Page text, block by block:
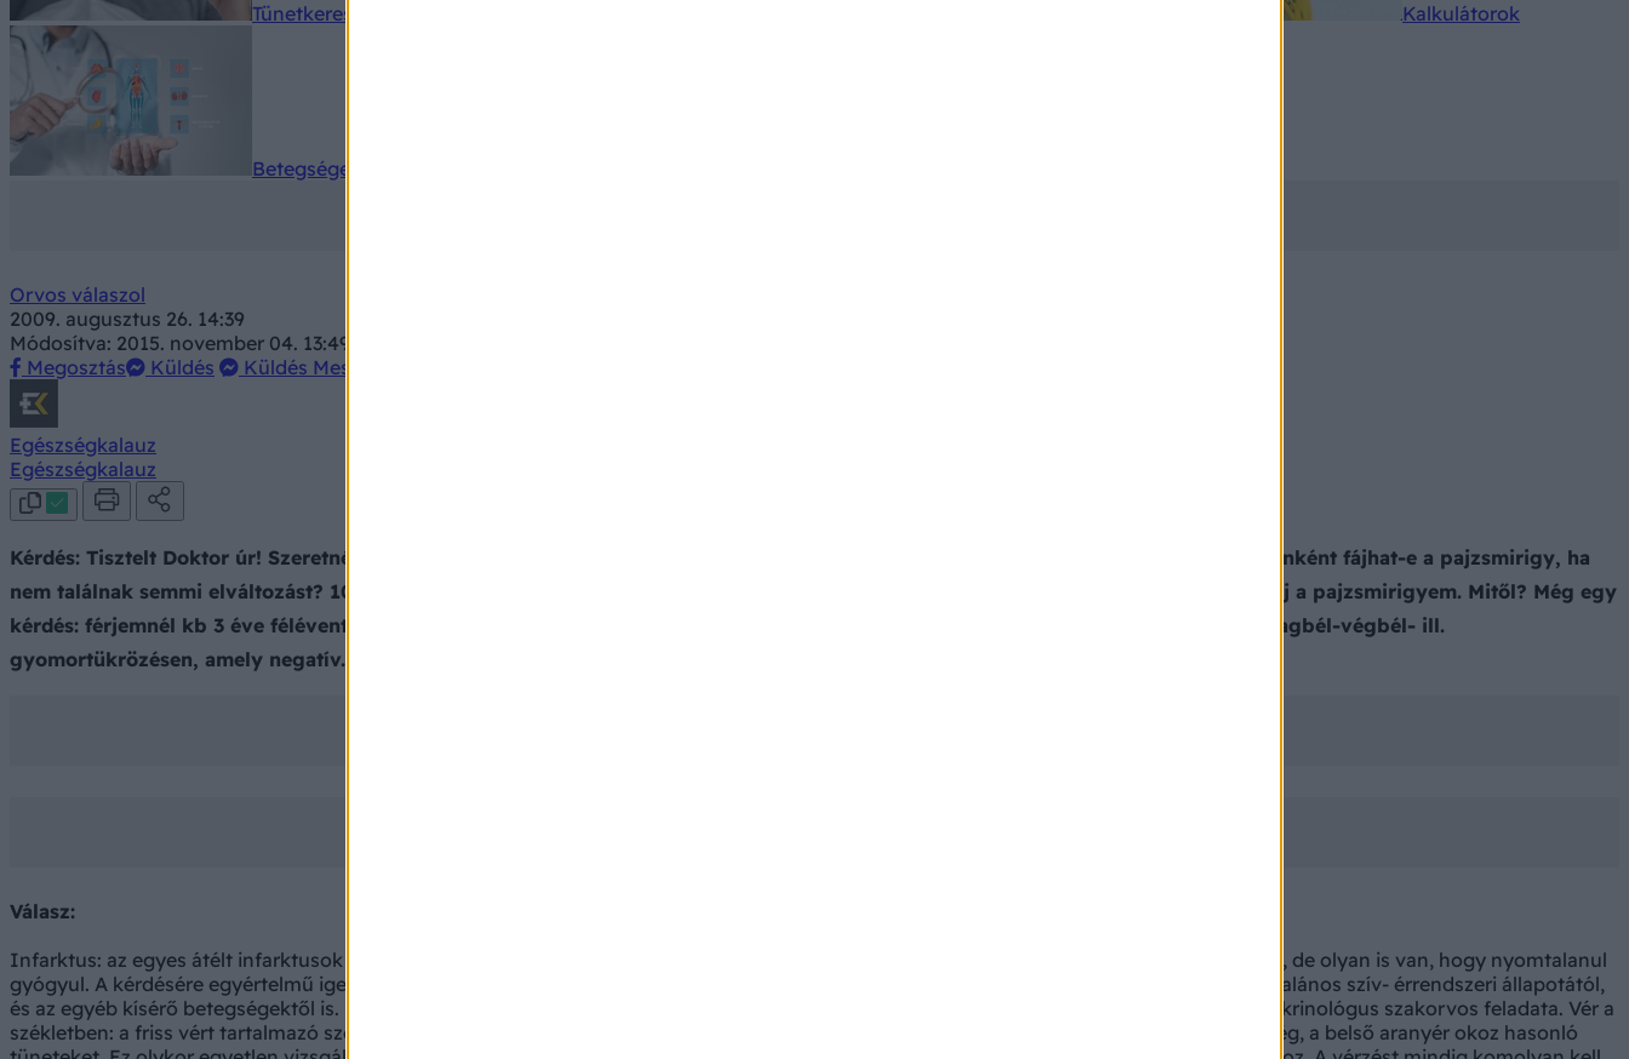
Tünetkereső Kalkulátorok
Betegségek A-Z
Orvos válaszol
2009. augusztus 26. 14:39
Módosítva: 2015. november 04. 13:49
Megosztás
Küldés Küldés Messengeren
Egészségkalauz
Egészségkalauz
Kérdés: Tisztelt Doktor úr! Szeretném tudni hogy az infarktusból teljesen fel lehet-e épülni? Másik kérdésem, hogy Önök szerint időnként fájhat-e a pajzsmirigy, ha
nem találnak semmi elváltozást? 10 éve megműtöttek, voltam laborban ulrahang vizsgálaton, amely negatív lett, időnként mégis fáj a pajzsmirigyem. Mitől? Még egy
kérdés: férjemnél kb 3 éve félévente 1-2 napig véres széklet észlelhető, ... nagy mennyiségű piros vér ürülése formájában. Volt vastagbél-végbél- ill.
gyomortükrözésen, amely negatív. Mi okozhatja a bajt? Várom és köszönöm a választ!
Válasz:
Infarktus: az egyes átélt infarktusok között nagy a különbség. Van, amikor a betegség hirtelen halált okoz, máskor idült szívelégtelenséget, de olyan is van, hogy nyomtalanul
gyógyul. A kérdésére egyértelmű igennel vagy nemmel tehát nem lehet válaszolni. Függ a kimenetel az infarktus kiterjedésétől, a beteg általános szív- érrendszeri állapotától,
és az egyéb kísérő betegségektől is. Pajzsmirigy: természetesen a pajzsmirigy fájhat, a fájdalom, főként a gyulladás jele. A kivizsgálás endokrinológus szakorvos feladata. Vér a
székletben: a friss vért tartalmazó széklet bélbetegségre utal. Ez lehet daganat is, leggyakrabban mégis egy viszonylag ártalmatlan betegség, a belső aranyér okoz hasonló